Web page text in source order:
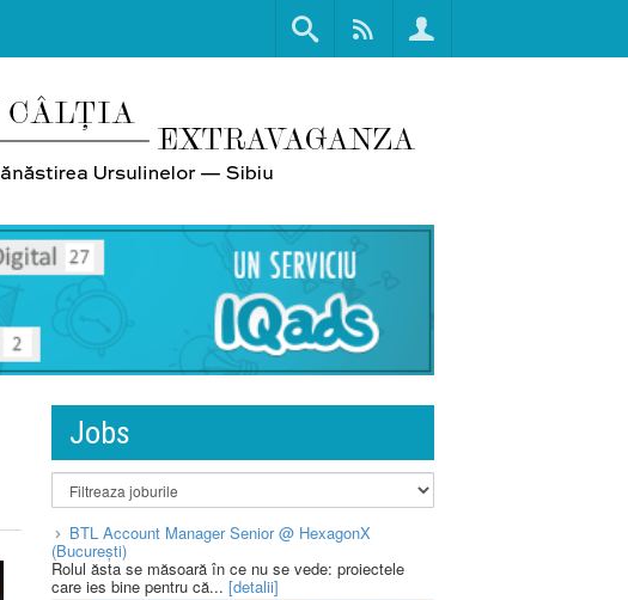
Jobs
BTL Account Manager Senior @ HexagonX
(București)
Rolul ăsta se măsoară în ce nu se vede: proiectele
care ies bine pentru că... [detalii]